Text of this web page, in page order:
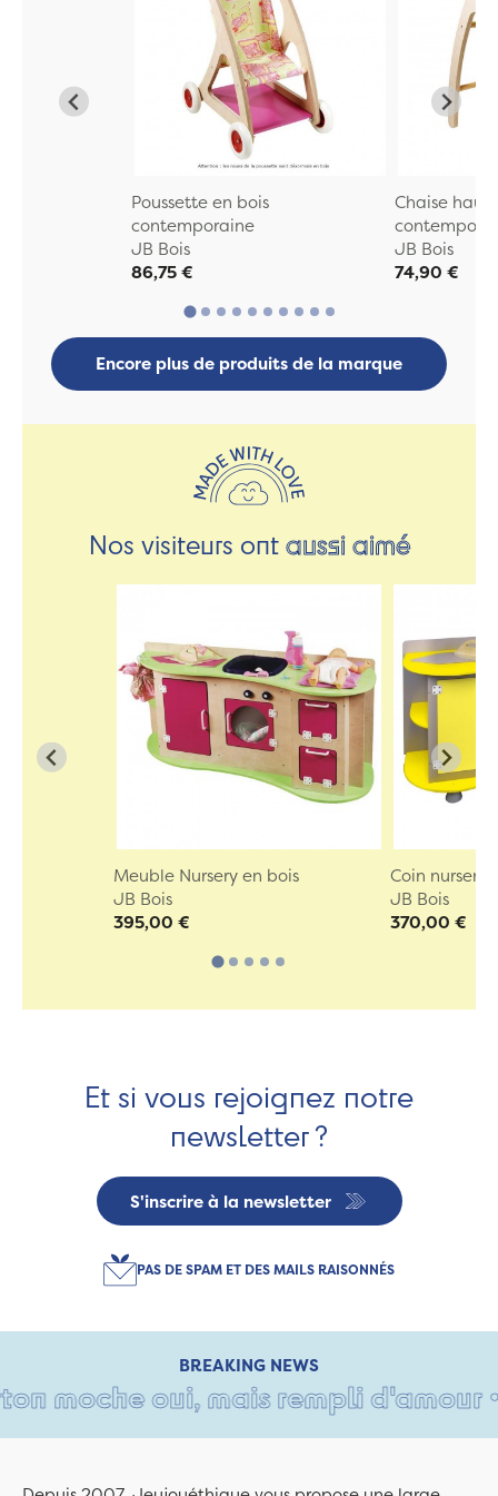
Poussette en bois
contemporaine
JB Bois
86,75 €
Chaise
JB Bois
74,90 €
Encore plus de produits de la marque
Nos visiteurs ontaussi aimé
Meuble Nursery en bois
JB Bois
395,00 €
Coin nursery
JB Bois
370,00 €
Et si vous rejoignez notre
newsletter ?
S'inscrire à la newsletter
PAS DE SPAM ET DES MAILS RAISONNÉS
BREAKING NEWS
moche oui, mais rempli d'amour •